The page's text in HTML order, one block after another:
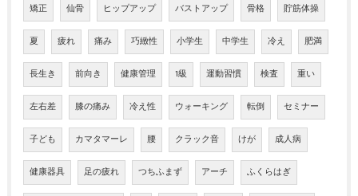
矯正 仙骨 ヒップアップ バストアップ 骨格 貯筋体操
夏 疲れ 痛み 巧緻性 小学生 中学生 冷え 肥満
長生き 前向き 健康管理 1級 運動習慣 検査 重い
左右差 膝の痛み 冷え性 ウォーキング 転倒 セミナー
子ども カマタマーレ 腰 クラック音 けが 成人病
健康器具 足の疲れ つちふまず アーチ ふくらはぎ